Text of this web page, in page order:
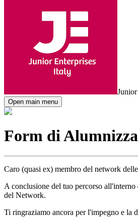
Open main menu
Form di
Caro (quasi ex) membro del network
A conclusione del tuo percorso
del Network.
Ti ringraziamo ancora per l'impegno e la